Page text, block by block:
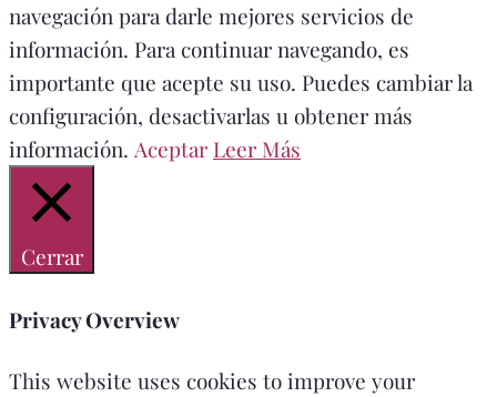
navegación para darle mejores servicios de
información. Para continuar navegando, es
importante que acepte su uso. Puedes cambiar la
configuración, desactivarlas u obtener más
información. Aceptar Leer Más
Cerrar
Privacy Overview
This website uses cookies to improve your